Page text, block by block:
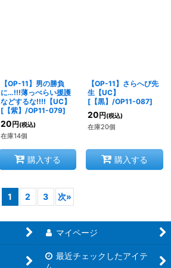
【OP-11】男の勝負
に…!!!薄っぺらい援護
などするな!!!!【UC】
[【紫】/OP11-079]
20 円 (税込)
在庫14個
購入する
【OP-11】さらへび先
生【UC】
[【黒】/OP11-087]
20 円 (税込)
在庫20個
購入する
1 2 3 次»
マイページ
最近チェックしたアイテ